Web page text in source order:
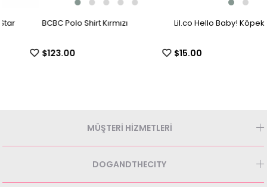
BCBC Polo Shirt Kırmızı
$123.00
Lil.co Hello Baby! Köpek Shirt
$15.00
MÜŞTERİ HİZMETLERİ
DOGANDTHECITY